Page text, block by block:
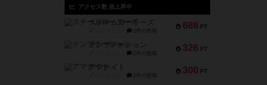
アクセス数 急上昇中
686 PT
スチームローラーズ
2件の投稿
326 PT
テンプテーション
2件の投稿
300 PT
アマナイト
1件の投稿